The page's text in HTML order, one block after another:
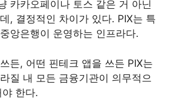
카카오페이나 토스 같은 거 아닌
, 결정적인 차이가 있다. PIX는 특
앙은행이 운영하는 인프라다.
든, 어떤 핀테크 앱을 쓰든 PIX는
질 내 모든 금융기관이 의무적으
야 한다.